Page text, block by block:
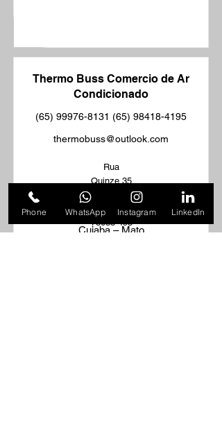
Thermo Buss Comercio de Ar
Condicionado
(65) 99976-8131 (65) 98418-4195
thermobuss@outlook.com
Rua
Quinze 35
CEP
78088-495
Cuiaba – Mato
Phone WhatsApp Instagram LinkedIn